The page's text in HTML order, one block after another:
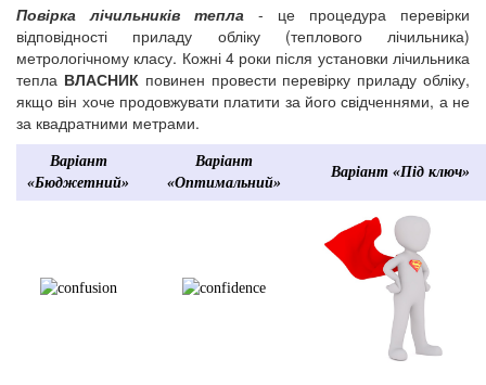
Повірка лічильників тепла - це процедура перевірки
відповідності приладу обліку (теплового лічильника)
метрологічному класу. Кожні 4 роки після установки лічильника
тепла ВЛАСНИКповинен провести перевірку приладу обліку,
якщо він хоче продовжувати платити за його свідченнями, а не
за квадратними метрами.
Варіант
«Бюджетний»
Варіант
«Оптимальний»
Варіант «Під ключ»